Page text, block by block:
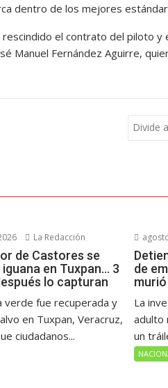
dentro de los mejores
rescindido el contrato del piloto
Manuel Fernández Aguirre,
Divide
La Redacción
de Castores se
en Tuxpan… 3
lo capturan
verde fue recuperada y
en Tuxpan, Veracruz,
ciudadanos...
de
La
adulto
un